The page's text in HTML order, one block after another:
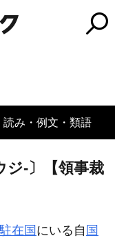
読み・例文・類語
ジ‐〕【領事裁
駐在国 にいる自 国